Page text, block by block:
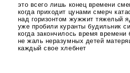
это всего лишь конец времени
когда приходит цунами смерч
над горизонтом жужжит тяжелый
уже пробили куранты будильник
когда закончилось время времени
не жаль неразумных детей
каждый свое хлебнет